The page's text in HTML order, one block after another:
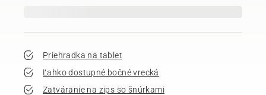
Priehradka na tablet
Ľahko dostupné bočné vrecká
Zatváranie na zips so šnúrkami